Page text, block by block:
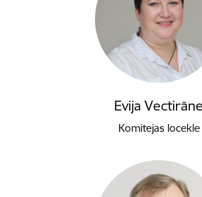
Evija Vectirāne
Komitejas locekle